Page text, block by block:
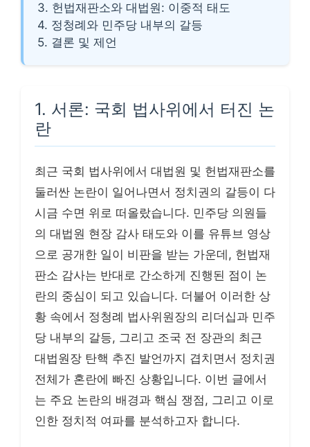
3. 헌법재판소와 대법원: 이중적 태도
4. 정청례와 민주당 내부의 갈등
5. 결론 및 제언
1. 서론: 국회 법사위에서 터진 논
란
최근 국회 법사위에서 대법원 및 헌법재판소를
둘러싼 논란이 일어나면서 정치권의 갈등이 다
시금 수면 위로 떠올랐습니다. 민주당 의원들
의 대법원 현장 감사 태도와 이를 유튜브 영상
으로 공개한 일이 비판을 받는 가운데, 헌법재
판소 감사는 반대로 간소하게 진행된 점이 논
란의 중심이 되고 있습니다. 더불어 이러한 상
황 속에서 정청례 법사위원장의 리더십과 민주
당 내부의 갈등, 그리고 조국 전 장관의 최근
대법원장 탄핵 추진 발언까지 겹치면서 정치권
전체가 혼란에 빠진 상황입니다. 이번 글에서
는 주요 논란의 배경과 핵심 쟁점, 그리고 이로
인한 정치적 여파를 분석하고자 합니다.